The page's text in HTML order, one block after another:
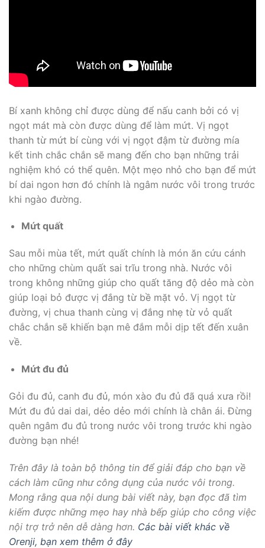
Bí xanh không chỉ được dùng để nấu canh bởi có vị
ngọt mát mà còn được dùng để làm mứt. Vị ngọt
thanh từ mứt bí cùng với vị ngọt đậm từ đường mía
kết tinh chắc chắn sẽ mang đến cho bạn những trải
nghiệm khó có thể quên. Một mẹo nhỏ cho bạn để mứt
bí dai ngon hơn đó chính là ngâm nước vôi trong trước
khi ngào đường.
Mứt quất
Sau mỗi mùa tết, mứt quất chính là món ăn cứu cánh
cho những chùm quất sai trĩu trong nhà. Nước vôi
trong không những giúp cho quất tăng độ dẻo mà còn
giúp loại bỏ được vị đắng từ bề mặt vỏ. Vị ngọt từ
đường, vị chua thanh cùng vị đắng nhẹ từ vỏ quất
chắc chắn sẽ khiến bạn mê đắm mỗi dịp tết đến xuân
về.
Mứt đu đủ
Gỏi đu đủ, canh đu đủ, món xào đu đủ đã quá xưa rồi!
Mứt đu đủ dai dai, dẻo dẻo mới chính là chân ái. Đừng
quên ngâm đu đủ trong nước vôi trong trước khi ngào
đường bạn nhé!
Trên đây là toàn bộ thông tin để giải đáp cho bạn về
cách làm cũng như công dụng của nước vôi trong.
Mong rằng qua nội dung bài viết này, bạn đọc đã tìm
kiếm được những mẹo hay nhà bếp giúp cho công việc
nội trợ trở nên dễ dàng hơn. Các bài viết khác về
Orenji, bạn xem thêm ở đây